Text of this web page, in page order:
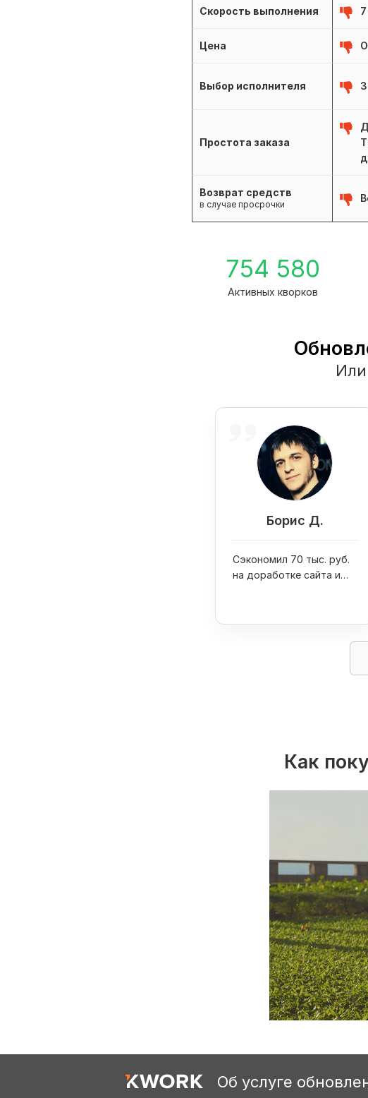
Скорость выполнения
Цена
Выбор исполнителя
Простота заказа
Возврат средств
в случае просрочки
754 580
Активных кворков
Борис Д.
Сэкономил 70 тыс. руб.
на доработке сайта и
Как
Об услуге